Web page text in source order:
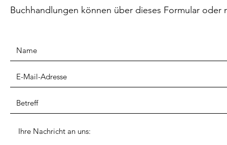
Buchhandlungen können über dieses Formular oder